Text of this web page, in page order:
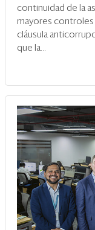
continuidad de la
mayores controles
cláusula
que la...